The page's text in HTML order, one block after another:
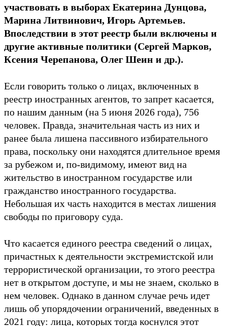
участвовать в выборах Екатерина Дунцова,
Марина Литвинович, Игорь Артемьев.
Впоследствии в этот реестр были включены и
другие активные политики (Сергей Марков,
Ксения Черепанова, Олег Шеин и др.).
Если говорить только о лицах, включенных в
реестр иностранных агентов, то запрет касается,
по нашим данным (на 5 июня 2026 года), 756
человек. Правда, значительная часть из них и
ранее была лишена пассивного избирательного
права, поскольку они находятся длительное время
за рубежом и, по-видимому, имеют вид на
жительство в иностранном государстве или
гражданство иностранного государства.
Небольшая их часть находится в местах лишения
свободы по приговору суда.
Что касается единого реестра сведений о лицах,
причастных к деятельности экстремистской или
террористической организации, то этого реестра
нет в открытом доступе, и мы не знаем, сколько в
нем человек. Однако в данном случае речь идет
лишь об упорядочении ограничений, введенных в
2021 году: лица, которых тогда коснулся этот